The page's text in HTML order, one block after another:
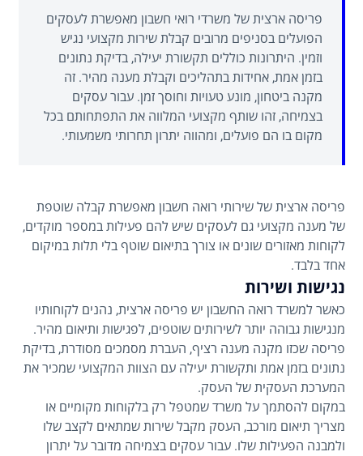
פריסה ארצית של משרדי רואי חשבון מאפשרת לעסקים
הפועלים בסניפים מרובים קבלת שירות מקצועי נגיש
וזמין. היתרונות כוללים תקשורת יעילה, בדיקת נתונים
בזמן אמת, אחידות בתהליכים וקבלת מענה מהיר. זה
מקנה ביטחון, מונע טעויות וחוסך זמן. עבור עסקים
בצמיחה, זהו שותף מקצועי המלווה את התפתחותם בכל
מקום בו הם פועלים, ומהווה יתרון תחרותי משמעותי.
פריסה ארצית של שירותי רואה חשבון מאפשרת קבלה שוטפת
של מענה מקצועי גם לעסקים שיש להם פעילות במספר מוקדים,
לקוחות מאזורים שונים או צורך בתיאום שוטף בלי תלות במיקום
אחד בלבד.
נגישות ושירות
כאשר למשרד רואה החשבון יש פריסה ארצית, נהנים לקוחותיו
מנגישות גבוהה יותר לשירותים שוטפים, לפגישות ותיאום מהיר.
פריסה שכזו מקנה מענה רציף, העברת מסמכים מסודרת, בדיקת
נתונים בזמן אמת ותקשורת יעילה עם הצוות המקצועי שמכיר את
המערכת העסקית של העסק.
במקום להסתמך על משרד שמטפל רק בלקוחות מקומיים או
מצריך תיאום מורכב, העסק מקבל שירות שמתאים לקצב שלו
ולמבנה הפעילות שלו. עבור עסקים בצמיחה מדובר על יתרון